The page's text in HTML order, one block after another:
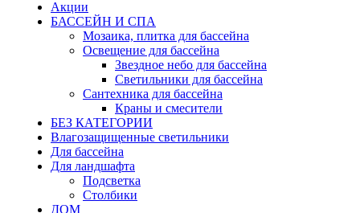
Акции
БАССЕЙН И СПА
Мозаика, плитка для бассейна
Освещение для бассейна
Звездное небо для бассейна
Светильники для бассейна
Сантехника для бассейна
Краны и смесители
БЕЗ КАТЕГОРИИ
Влагозащищенные светильники
Для бассейна
Для ландшафта
Подсветка
Столбики
ДОМ